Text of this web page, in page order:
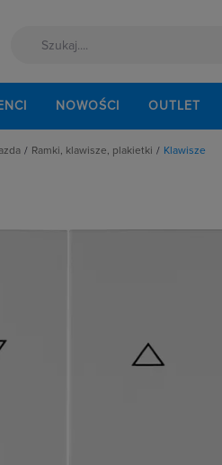
NOWOŚCI OUTLET
Ramki, klawisze, plakietki
Klawisze